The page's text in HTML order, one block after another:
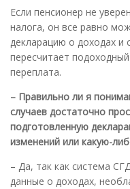
Если пенсионер не
налога, он все равно
декларацию о доходах и
пересчитает
переплата.
– Правильно ли я
случаев достаточно
подготовленную
изменений или какую-
– Да, так как система
данные о доходах,